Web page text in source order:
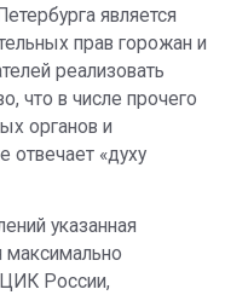
является
прав горожан и
реализовать
что в числе прочего
органов и
отвечает «духу
указанная
максимально
России,